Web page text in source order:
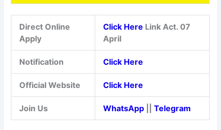
Direct Online
Apply
Click Here Link Act. 07
April
Notification Click Here
Official Website Click Here
Join Us WhatsApp ||Telegram